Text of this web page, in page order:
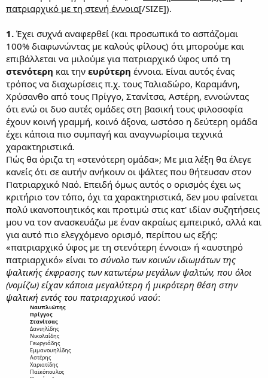
πατριαρχικό με τη στενή έννοια[/SIZE]).
1. Έχει συχνά αναφερθεί (και προσωπικά το ασπάζομαι
100% διαφωνώντας με καλούς φίλους) ότι μπορούμε και
επιβάλλεται να μιλούμε για πατριαρχικό ύφος υπό τη
στενότερη και την ευρύτερη έννοια. Είναι αυτός ένας
τρόπος να διαχωρίσεις π.χ. τους Ταλιαδώρο, Καραμάνη,
Χρύσανθο από τους Πρίγγο, Στανίτσα, Αστέρη, εννοώντας
ότι ενώ οι δυο αυτές ομάδες στη βασική τους φιλοσοφία
έχουν κοινή γραμμή, κοινό άξονα, ωστόσο η δεύτερη ομάδα
έχει κάποια πιο συμπαγή και αναγνωρίσιμα τεχνικά
χαρακτηριστικά.
Πώς θα όριζα τη «στενότερη ομάδα»; Με μια λέξη θα έλεγε
κανείς ότι σε αυτήν ανήκουν οι ψάλτες που θήτευσαν στον
Πατριαρχικό Ναό. Επειδή όμως αυτός ο ορισμός έχει ως
κριτήριο τον τόπο, όχι τα χαρακτηριστικά, δεν μου φαίνεται
πολύ ικανοποιητικός και προτιμώ στις κατ' ιδίαν συζητήσεις
μου να τον ανασκευάζω με έναν ακραίως εμπειρικό, αλλά και
για αυτό πιο ελεγχόμενο ορισμό, περίπου ως εξής:
«πατριαρχικό ύφος με τη στενότερη έννοια» ή «αυστηρό
πατριαρχικό» είναι το σύνολο των κοινών ιδιωμάτων της
ψαλτικής έκφρασης των κατωτέρω μεγάλων ψαλτών, που όλοι
(νομίζω) είχαν κάποια μεγαλύτερη ή μικρότερη θέση στην
ψαλτική εντός του πατριαρχικού ναού:
Ναυπλιώτης
Πρίγγος
Στανίτσας
Δανιηλίδης
Νικολαΐδης
Γεωργιάδης
Εμμανουηλίδης
Αστέρης
Χαριατίδης
Παϊκόπουλος